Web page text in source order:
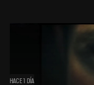
HACE 1 DÍA